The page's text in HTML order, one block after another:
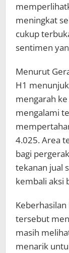
meningkat
cukup
sentimen
Menurut
H1
mengarah
mengalami
4.025. Area
bagi
tekanan jual
kembali aksi
tersebut
masih
menarik